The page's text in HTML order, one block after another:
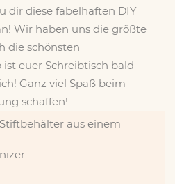
dir diese fabelhaften DIY
Wir haben uns die größte
die schönsten
ist euer Schreibtisch bald
Ganz viel Spaß beim
schaffen!
aus einem